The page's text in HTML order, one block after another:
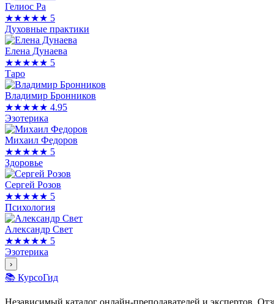
Гелиос Ра
★★★★★ 5
Духовные практики
Елена Дунаева
★★★★★ 5
Таро
Владимир Бронников
★★★★★ 4.95
Эзотерика
Михаил Федоров
★★★★★ 5
Здоровье
Сергей Розов
★★★★★ 5
Психология
Александр Свет
★★★★★ 5
Эзотерика
›
📚 КурсоГид